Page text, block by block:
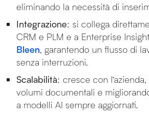
eliminando la necessità di
Integrazione: si collega
CRM e PLM e a Enterprise
Bleen, garantendo un flusso di
senza interruzioni.
Scalabilità: cresce con
volumi documentali e
a modelli AI sempre aggiornati.